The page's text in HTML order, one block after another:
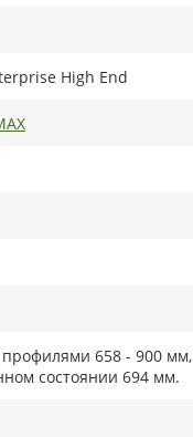
High End
профилями 658 - 900 мм,
состоянии 694 мм.